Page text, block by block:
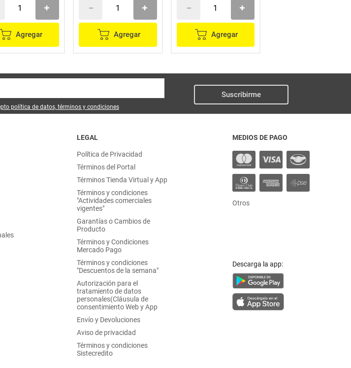
Agregar Agregar Agregar
política de datos, términos y condiciones
Suscribirme
LEGAL
Política de Privacidad
Términos del Portal
Términos Tienda Virtual y App
Términos y condiciones
"Actividades comerciales
vigentes"
Garantías o Cambios de
Producto
Términos y Condiciones
Mercado Pago
Términos y condiciones
"Descuentos de la semana"
Autorización para el
tratamiento de datos
personales(Cláusula de
consentimiento Web y App
Envío y Devoluciones
Aviso de privacidad
Términos y condiciones
Sistecredito
MEDIOS DE PAGO
Otros
Descarga la app: